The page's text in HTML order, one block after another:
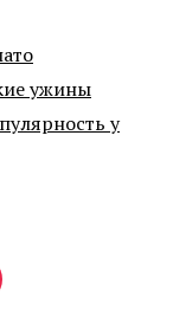
ужины
у